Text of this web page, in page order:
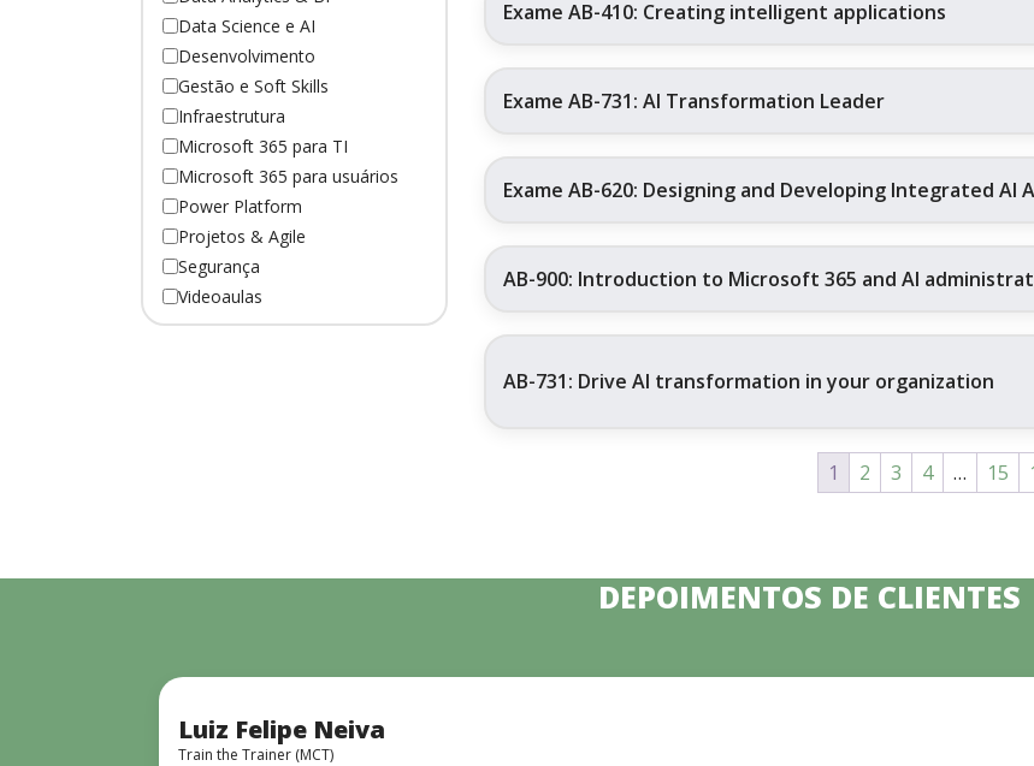
Data Science e AI
Desenvolvimento
Gestão e Soft Skills
Infraestrutura
Microsoft 365 para TI
Microsoft 365 para usuários
Power Platform
Projetos & Agile
Segurança
Videoaulas
Exame AB-410: Creating intelligent applications
Exame AB-731: AI Transformation Leader
Exame AB-620: Designing and Developing Integrated
AB-900: Introduction to Microsoft 365 and AI
AB-731: Drive AI transformation in your organization
1 2 3 4 … 15
DEPOIMENTOS DE CLIENTES
Luiz Felipe Neiva
Train the Trainer (MCT)